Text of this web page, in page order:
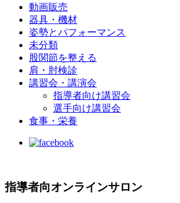
動画販売
器具・機材
姿勢とパフォーマンス
未分類
股関節を整える
肩・肘検診
講習会・講演会
指導者向け講習会
選手向け講習会
食事・栄養
指導者向オンラインサロン